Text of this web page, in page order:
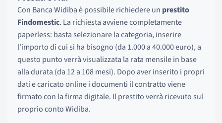
Con Banca Widiba è possibile richiedere un prestito
Findomestic. La richiesta avviene completamente
paperless: basta selezionare la categoria, inserire
l'importo di cui si ha bisogno (da 1.000 a 40.000 euro), a
questo punto verrà visualizzata la rata mensile in base
alla durata (da 12 a 108 mesi). Dopo aver inserito i propri
dati e caricato online i documenti il contratto viene
firmato con la firma digitale. Il prestito verrà ricevuto sul
proprio conto Widiba.